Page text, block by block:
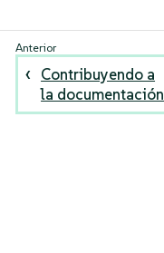
Contribuyendo a
la documentación